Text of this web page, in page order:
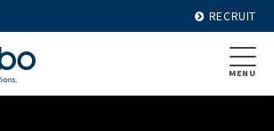
RECRUIT
MENU